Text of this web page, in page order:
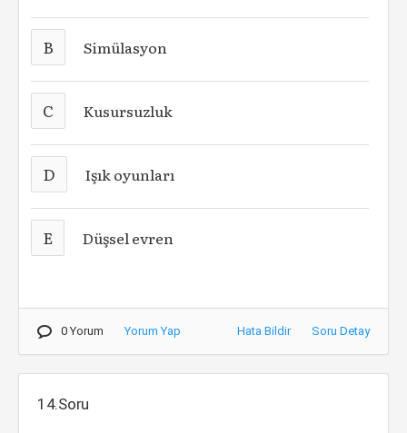
B Simülasyon
C Kusursuzluk
D Işık oyunları
E Düşsel evren
0 Yorum Yorum Yap Hata Bildir Soru Detay
14.Soru